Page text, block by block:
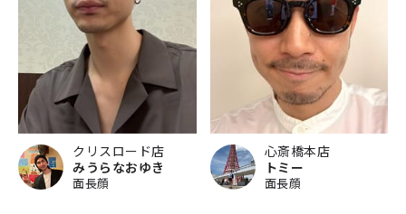
クリスロード店
みうらなおゆき
面長顔
心斎橋本店
トミー
面長顔